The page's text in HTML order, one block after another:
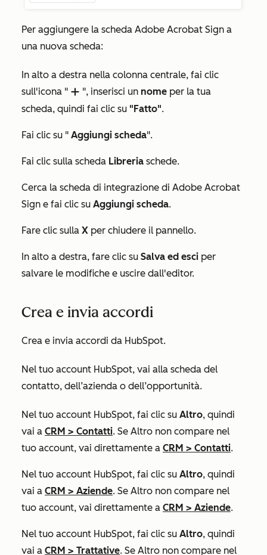
Per aggiungere la scheda Adobe Acrobat Sign a
una nuova scheda:
In alto a destra nella colonna centrale, fai clic
sull'icona " add ", inserisci un nome per la tua
scheda, quindi fai clic su "Fatto".
Fai clic su " Aggiungi scheda".
Fai clic sulla scheda Libreria schede.
Cerca la scheda di integrazione di Adobe Acrobat
Sign e fai clic su Aggiungi scheda.
Fare clic sulla X per chiudere il pannello.
In alto a destra, fare clic su Salva ed esci per
salvare le modifiche e uscire dall'editor.
Crea e invia accordi
Crea e invia accordi da HubSpot.
Nel tuo account HubSpot, vai alla scheda del
contatto, dell’azienda o dell’opportunità.
Nel tuo account HubSpot, fai clic su Altro, quindi
vai a CRM > Contatti. Se Altro non compare nel
tuo account, vai direttamente a CRM > Contatti.
Nel tuo account HubSpot, fai clic su Altro, quindi
vai a CRM > Aziende. Se Altro non compare nel
tuo account, vai direttamente a CRM > Aziende.
Nel tuo account HubSpot, fai clic su Altro, quindi
vai a CRM > Trattative. Se Altro non compare nel